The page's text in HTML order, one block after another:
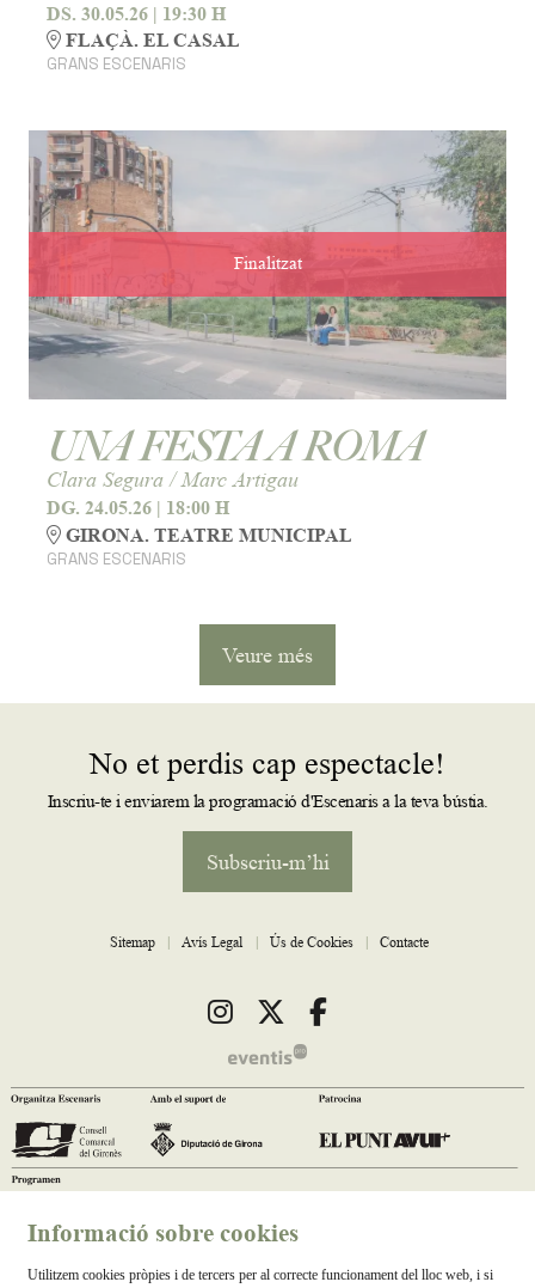
DS. 30.05.26 | 19:30 H
FLAÇÀ. EL CASAL
GRANS ESCENARIS
Finalitzat
UNA FESTA A ROMA
Clara Segura / Marc Artigau
DG. 24.05.26 | 18:00 H
GIRONA. TEATRE MUNICIPAL
GRANS ESCENARIS
Veure més
No et perdis cap espectacle!
Inscriu-te i enviarem la programació d'Escenaris a la teva bústia.
Subscriu-m’hi
Sitemap | Avís Legal | Ús de Cookies | Contacte
Link a instagram
Link a twitter
Link a facebook
Informació sobre cookies
Utilitzem cookies pròpies i de tercers per al correcte funcionament del lloc web, i si